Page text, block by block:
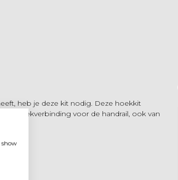
heb je deze kit nodig. Deze hoekkit
hoekverbinding voor de handrail, ook van
show